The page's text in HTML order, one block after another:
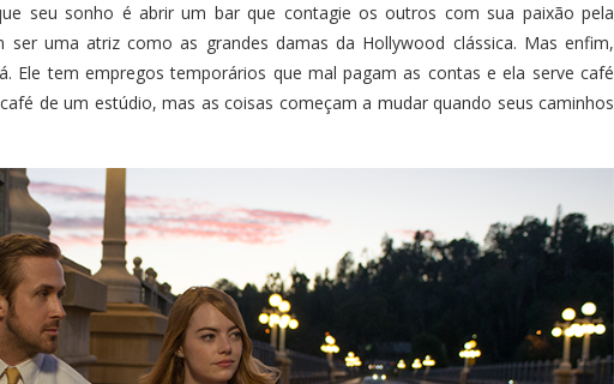
seu sonho é abrir um bar que contagie os outros com sua paixão pela
ser uma atriz como as grandes damas da Hollywood clássica. Mas enfim,
Ele tem empregos temporários que mal pagam as contas e ela serve café
de um estúdio, mas as coisas começam a mudar quando seus caminhos